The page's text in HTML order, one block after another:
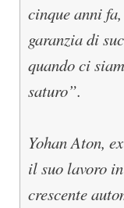
cinque anni
garanzia di
quando ci
saturo”.
Yohan Aton,
il suo lavoro
crescente